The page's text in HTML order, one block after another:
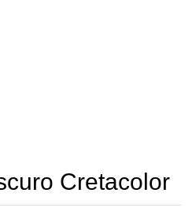
Cretacolor